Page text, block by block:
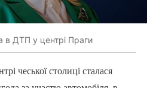
в ДТП у центрі Праги
чеської столиці сталася